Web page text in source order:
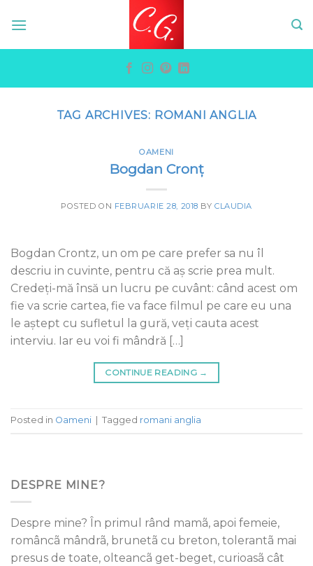
TAG ARCHIVES: ROMANI ANGLIA
OAMENI
Bogdan Cronţ
POSTED ON FEBRUARIE 28, 2018 BYCLAUDIA
Bogdan Crontz, un om pe care prefer sa nu îl
descriu in cuvinte, pentru că aș scrie prea mult.
Credeți-mă însă un lucru pe cuvânt: când acest om
fie va scrie cartea, fie va face filmul pe care eu una
le aștept cu sufletul la gură, veți cauta acest
interviu. Iar eu voi fi mândră […]
CONTINUE READING →
Posted in Oameni Tagged romani anglia
DESPRE MINE?
Despre mine? În primul rând mamã, apoi femeie,
româncã mândrã, brunetã cu breton, tolerantã mai
presus de toate, olteancã get-beget, curioasã cât